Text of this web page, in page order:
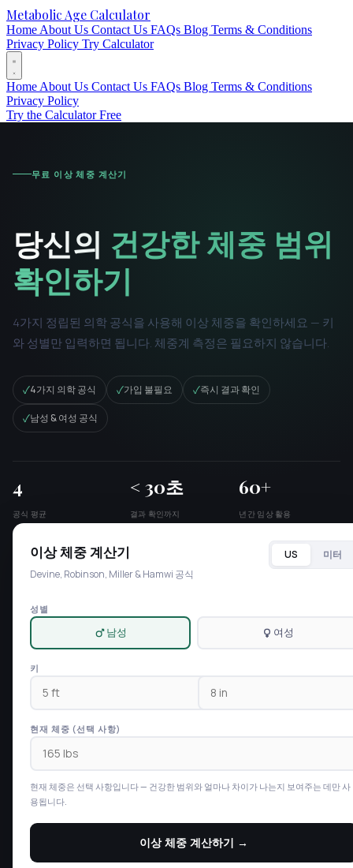
Metabolic Age Calculator
Home About Us Contact Us FAQs Blog Terms & Conditions
Privacy Policy Try Calculator
Home About Us Contact Us FAQs Blog Terms & Conditions
Privacy Policy
Try the Calculator Free
무료 이상 체중 계산기
당신의 건강한 체중 범위
확인하기
4가지 정립된 의학 공식을 사용해 이상 체중을 확인하세요 — 키
와 성별만 입력하면 됩니다. 체중계 측정은 필요하지 않습니다.
✓4가지 의학 공식 ✓가입 불필요 ✓즉시 결과 확인
✓남성 & 여성 공식
4
공식 평균
< 30초
결과 확인까지
60+
년간 임상 활용
이상 체중 계산기
Devine, Robinson, Miller & Hamwi 공식
US 미터
성별
남성 여성
키
현재 체중 (선택 사항)
현재 체중은 선택 사항입니다 — 건강한 범위와 얼마나 차이가 나는지 보여주는 데만 사
용됩니다.
이상 체중 계산하기 →